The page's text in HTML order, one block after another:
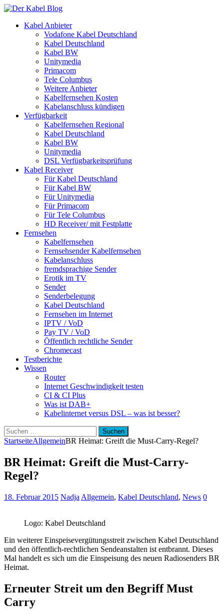
Kabel Anbieter
Vodafone Kabel Deutschland
Kabel Deutschland
Kabel BW
Unitymedia
Primacom
Tele Columbus
Weitere Anbieter
Kabelfernsehen Kosten
Kabelanschluss kündigen
Verfügbarkeit
Kabelfernsehen Regional
Kabel Deutschland
Kabel BW
Unitymedia
DSL Verfügbarkeitsprüfung
Kabel Receiver
Für Kabel Deutschland
Für Kabel BW
Für Unitymedia
Für Primacom
Für Tele Columbus
HD Receiver/ mit Festplatte
Fernsehen
Kabelfernsehen
Fernsehsender Kabelfernsehen
Kabelanschluss
fremdsprachige Sender
Erotik im TV
Sender
Senderbelegung
Kabel Deutschland
Fernsehen im Internet
IPTV / VoD
Pay TV / VoD
Öffentlich rechtliche Sender
Chromecast
Testberichte
Wissen
Router
Internet Geschwindigkeit testen
CI & CI Plus
Was ist DAB+
Kabelinternet versus DSL – was ist besser?
Suchen
nach:
StartseiteAllgemeinBR Heimat: Greift die Must-Carry-Regel?
BR Heimat: Greift die Must-Carry-
Regel?
18. Februar 2015 Nadja Allgemein, Kabel Deutschland, News 0
Logo: Kabel Deutschland
Ein weiterer Einspeisevergütungsstreit zwischen Kabel Deutschland
und den öffentlich-rechtlichen Sendeanstalten ist entbrannt. Dieses
Mal handelt es sich um die Einspeisung des neuen Radiosenders BR
Heimat.
Erneuter Streit um den Begriff Must
Carry